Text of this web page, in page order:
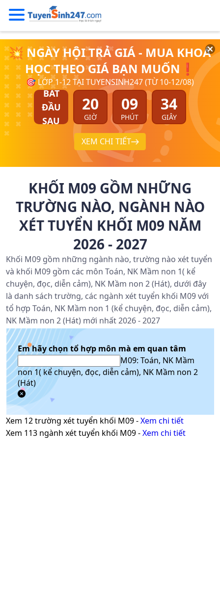
💥 NGÀY HỘI TRẢ GIÁ - MUA KHOÁ
HỌC THEO GIÁ BẠN MUỐN❗
🎯 LỚP 1-12 TẠI TUYENSINH247 (TỪ 10-12/08)
BẮT
ĐẦU
SAU
20
GIỜ
09
PHÚT
34
GIÂY
XEM CHI TIẾT
KHỐI M09 GỒM NHỮNG
TRƯỜNG NÀO, NGÀNH NÀO
XÉT TUYỂN KHỐI M09 NĂM
2026 - 2027
Khối M09 gồm những ngành nào, trường nào xét tuyển
và khối M09 gồm các môn Toán, NK Mầm non 1( kể
chuyện, đọc, diễn cảm), NK Mầm non 2 (Hát), dưới đây
là danh sách trường, các ngành xét tuyển khối M09 với
tổ hợp Toán, NK Mầm non 1 (kể chuyện, đọc, diễn cảm),
NK Mầm non 2 (Hát) mới nhất 2026 - 2027
Em hãy chọn tổ hợp môn mà em quan tâm
M09: Toán, NK Mầm
non 1( kể chuyện, đọc, diễn cảm), NK Mầm non 2
(Hát)
Xem 12trường xét tuyển khối M09-Xem chi tiết
Xem 113 ngành xét tuyển khối M09-Xem chi tiết